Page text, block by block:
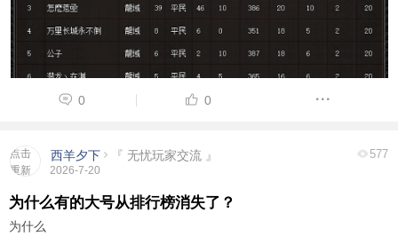
0 0
点击
重新
西羊夕下 『 无忧玩家交流 』
2026-7-20
577
为什么有的大号从排行榜消失了？
为什么